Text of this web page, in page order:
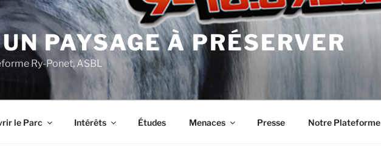
PAYSAGE À PRÉSERVER
Ry-Ponet, ASBL
le Parc Intérêts Études Menaces Presse Notre Plateforme